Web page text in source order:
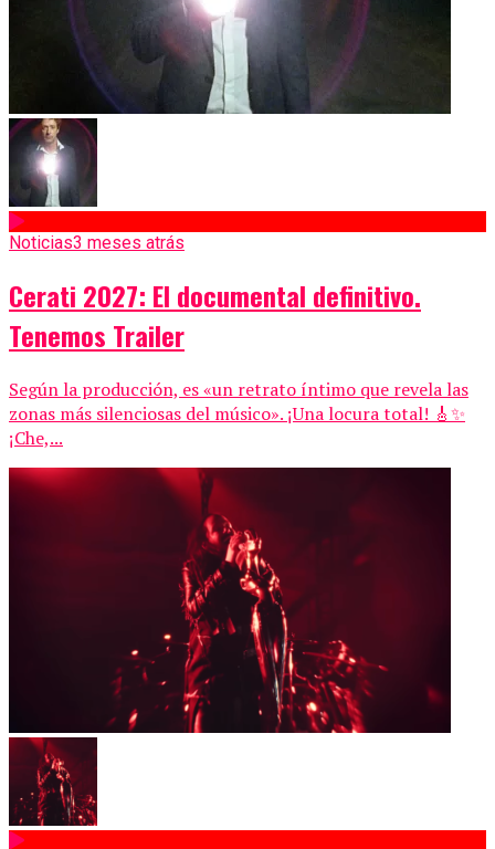
Noticias3 meses atrás
Cerati 2027: El documental definitivo.
Tenemos Trailer
Según la producción, es «un retrato íntimo que revela las
zonas más silenciosas del músico». ¡Una locura total! 🎸✨
¡Che,...